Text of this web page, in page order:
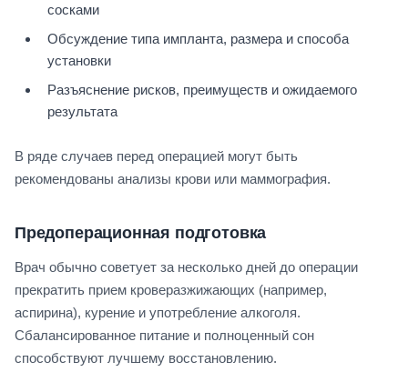
сосками
Обсуждение типа импланта, размера и способа
установки
Разъяснение рисков, преимуществ и ожидаемого
результата
В ряде случаев перед операцией могут быть
рекомендованы анализы крови или маммография.
Предоперационная подготовка
Врач обычно советует за несколько дней до операции
прекратить прием кроверазжижающих (например,
аспирина), курение и употребление алкоголя.
Сбалансированное питание и полноценный сон
способствуют лучшему восстановлению.